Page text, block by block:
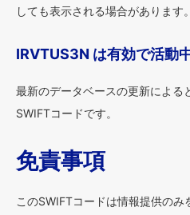
しても表示される場合があります。
IRVTUS3N は有効で活動
最新のデータベースの更新による
SWIFTコードです。
免責事項
このSWIFTコードは情報提供のみ